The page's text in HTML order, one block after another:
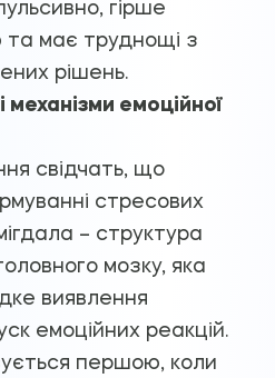
гірше
та має труднощі з
рішень.
механізми емоційної
свідчать, що
стресових
– структура
мозку, яка
виявлення
емоційних реакцій.
першою, коли